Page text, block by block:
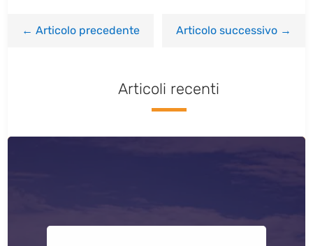
←Articolo precedente Articolo successivo→
Articoli recenti